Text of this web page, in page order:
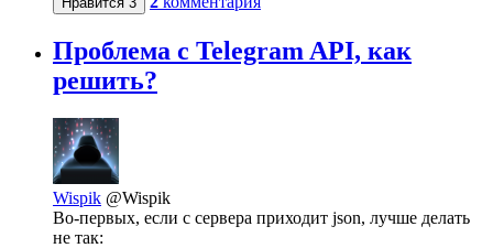
Проблема с Telegram API, как
решить?
Wispik @Wispik
Во-первых, если с сервера приходит json, лучше делать
не так: